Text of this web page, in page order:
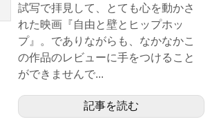
試写で拝見して、とても心を動かさ
れた映画『自由と壁とヒップホッ
プ』。でありながらも、なかなかこ
の作品のレビューに手をつけること
ができませんで...
記事を読む